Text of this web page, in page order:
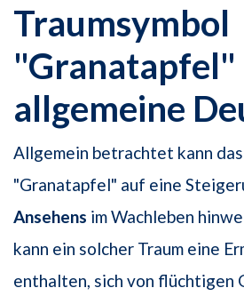
Traumsymbol
"Granatapfel"
allgemeine
Allgemein betrachtet kann
"Granatapfel" auf eine
Ansehens im Wachleben
kann ein solcher Traum eine
enthalten, sich von flüchtigen